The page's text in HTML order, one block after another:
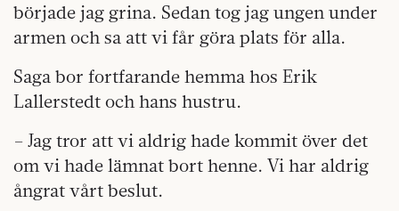
började jag grina. Sedan tog jag ungen under
armen och sa att vi får göra plats för alla.
Saga bor fortfarande hemma hos Erik
Lallerstedt och hans hustru.
– Jag tror att vi aldrig hade kommit över det
om vi hade lämnat bort henne. Vi har aldrig
ångrat vårt beslut.